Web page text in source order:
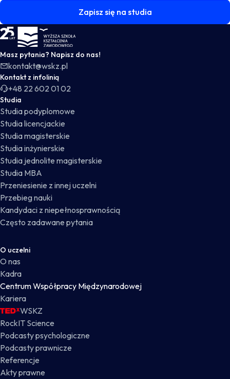
Zapisz się na studia
WSKZ - strona główna
Masz pytania? Napisz do nas!
kontakt@wskz.pl
Kontakt z infolinią
+48 22 602 01 02
Studia
Studia podyplomowe
Studia licencjackie
Studia magisterskie
Studia inżynierskie
Studia jednolite magisterskie
Studia MBA
Przeniesienie z innej uczelni
Przebieg nauki
Kandydaci z niepełnosprawnością
Często zadawane pytania
O uczelni
O nas
Kadra
Centrum Współpracy Międzynarodowej
Kariera
WSKZ
RockIT Science
Podcasty psychologiczne
Podcasty prawnicze
Referencje
Akty prawne